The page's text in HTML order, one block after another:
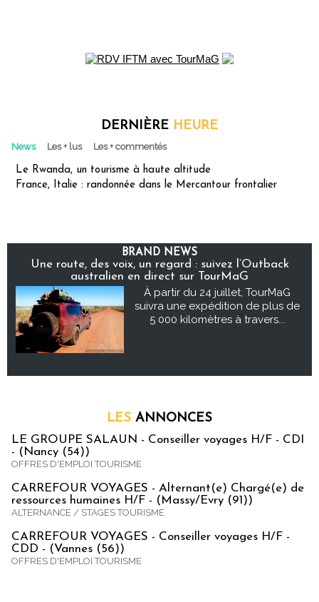
DERNIÈRE HEURE
News Les + lus Les + commentés
Le Rwanda, un tourisme à haute altitude
France, Italie : randonnée dans le Mercantour frontalier
BRAND NEWS
Une route, des voix, un regard : suivez l’Outback
australien en direct sur TourMaG
À partir du 24 juillet, TourMaG
suivra une expédition de plus de
5 000 kilomètres à travers...
LES ANNONCES
LE GROUPE SALAUN - Conseiller voyages H/F - CDI
- (Nancy (54))
OFFRES D'EMPLOI TOURISME
CARREFOUR VOYAGES - Alternant(e) Chargé(e) de
ressources humaines H/F - (Massy/Evry (91))
ALTERNANCE / STAGES TOURISME
CARREFOUR VOYAGES - Conseiller voyages H/F -
CDD - (Vannes (56))
OFFRES D'EMPLOI TOURISME